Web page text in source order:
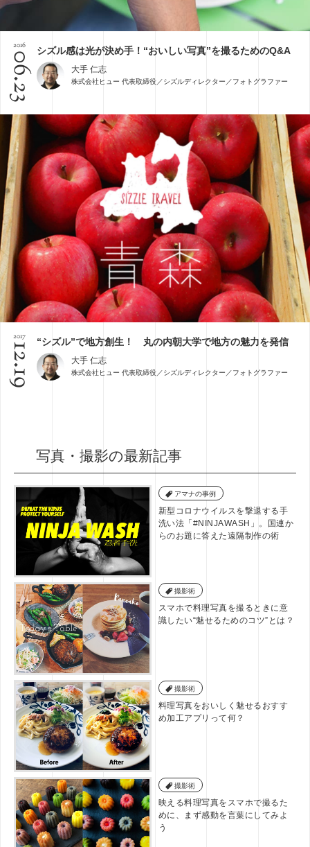
2016
06.23シズル感は光が決め手！“おいしい写真”を撮るためのQ&A
大手 仁志
株式会社ヒュー 代表取締役／シズルディレクター／フォトグラファー
2017
12.19“シズル”で地方創生！ 丸の内朝大学で地方の魅力を発信
大手 仁志
株式会社ヒュー 代表取締役／シズルディレクター／フォトグラファー
写真・撮影の最新記事
アマナの事例
新型コロナウイルスを撃退する手
洗い法「#NINJAWASH」。国連か
らのお題に答えた遠隔制作の術
撮影術
スマホで料理写真を撮るときに意
識したい“魅せるためのコツ”とは？
撮影術
料理写真をおいしく魅せるおすす
め加工アプリって何？
撮影術
映える料理写真をスマホで撮るた
めに、まず感動を言葉にしてみよ
う